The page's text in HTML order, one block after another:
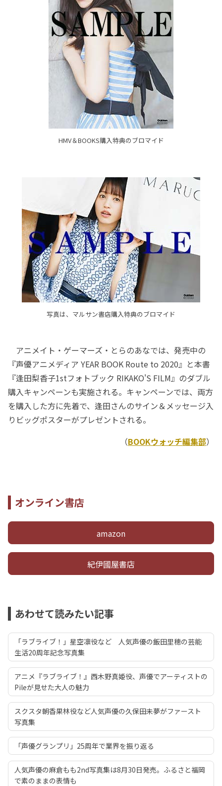
HMV＆BOOKS購入特典のブロマイド
写真は、マルサン書店購入特典のブロマイド
アニメイト・ゲーマーズ・とらのあなでは、発売中の
『声優アニメディア YEAR BOOK Route to 2020』と本書
『逢田梨香子1stフォトブック RIKAKO'S FILM』のダブル
購入キャンペーンも実施される。キャンペーンでは、両方
を購入した方に先着で、逢田さんのサイン＆メッセージ入
りビッグポスターがプレゼントされる。
（BOOKウォッチ編集部）
オンライン書店
amazon
紀伊國屋書店
あわせて読みたい記事
「ラブライブ！」星空凛役など 人気声優の飯田里穂の芸能
生活20周年記念写真集
アニメ『ラブライブ！』西木野真姫役、声優でアーティストの
Pileが見せた大人の魅力
スクスタ朝香果林役など人気声優の久保田未夢がファースト
写真集
「声優グランプリ」25周年で業界を振り返る
人気声優の麻倉もも2nd写真集は8月30日発売。ふるさと福岡
で素のままの表情も